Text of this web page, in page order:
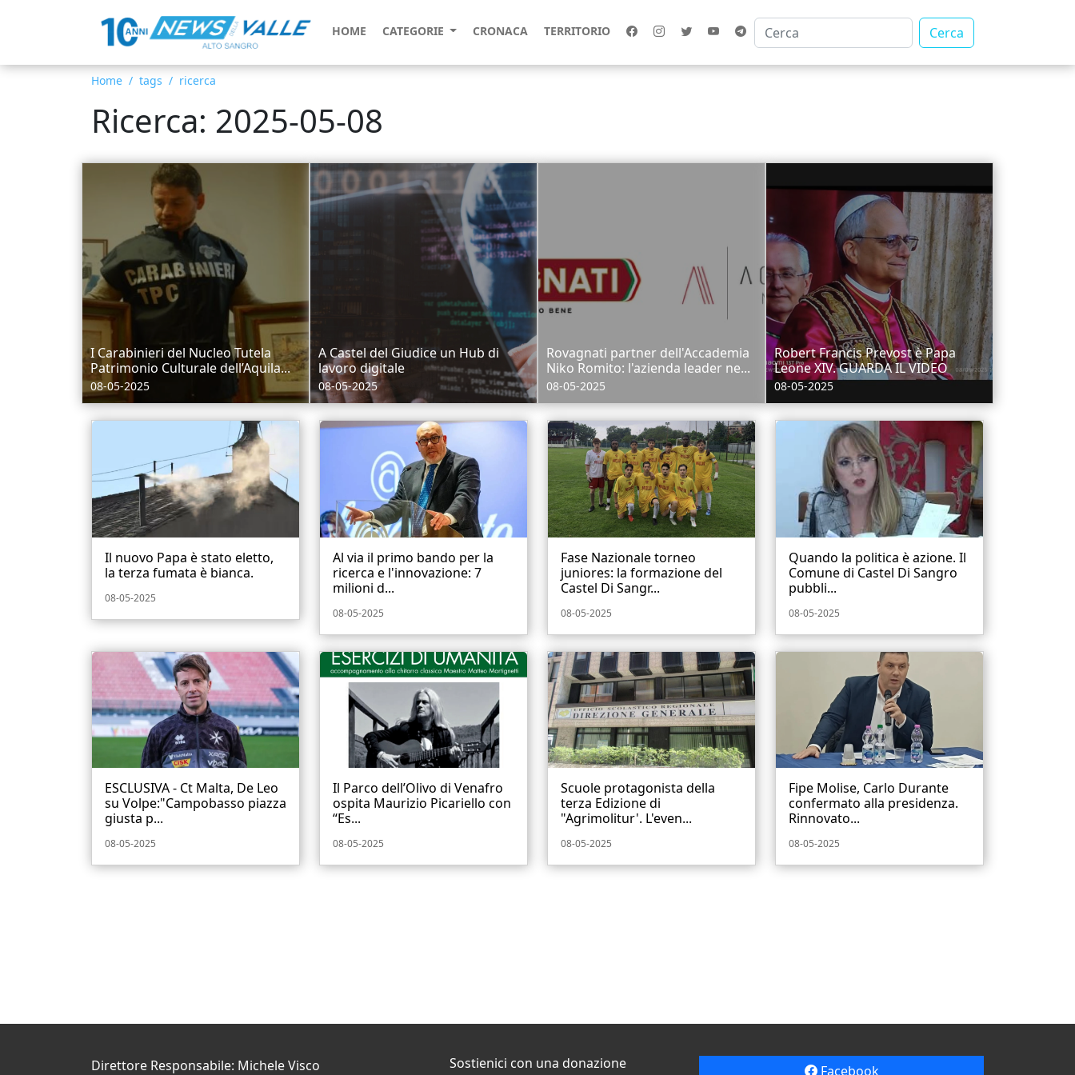
HOME CATEGORIE CRONACA TERRITORIO Cerca
Home tags ricerca
Ricerca: 2025-05-08
I Carabinieri del Nucleo Tutela
Patrimonio Culturale dell’Aquila...
08-05-2025
A Castel del Giudice un Hub di
lavoro digitale
08-05-2025
Rovagnati partner dell'Accademia
Niko Romito: l'azienda leader ne...
08-05-2025
Robert Francis Prevost è Papa
Leone XIV. GUARDA IL VIDEO
08-05-2025
Il nuovo Papa è stato eletto,
la terza fumata è bianca.
08-05-2025
Al via il primo bando per la
ricerca e l'innovazione: 7
milioni d...
08-05-2025
Fase Nazionale torneo
juniores: la formazione del
Castel Di Sangr...
08-05-2025
Quando la politica è azione. Il
Comune di Castel Di Sangro
pubbli...
08-05-2025
ESCLUSIVA - Ct Malta, De Leo
su Volpe:"Campobasso piazza
giusta p...
08-05-2025
Il Parco dell’Olivo di Venafro
ospita Maurizio Picariello con
“Es...
08-05-2025
Scuole protagonista della
terza Edizione di
"Agrimolitur'. L'even...
08-05-2025
Fipe Molise, Carlo Durante
confermato alla presidenza.
Rinnovato...
08-05-2025
Direttore Responsabile: Michele Visco Sostienici con una donazione Facebook